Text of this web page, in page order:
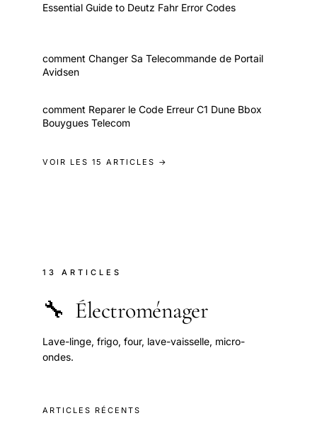
Essential Guide to Deutz Fahr Error Codes
comment Changer Sa Telecommande de Portail
Avidsen
comment Reparer le Code Erreur C1 Dune Bbox
Bouygues Telecom
VOIR LES 15 ARTICLES →
13 ARTICLES
🔧 Électroménager
Lave-linge, frigo, four, lave-vaisselle, micro-
ondes.
ARTICLES RÉCENTS